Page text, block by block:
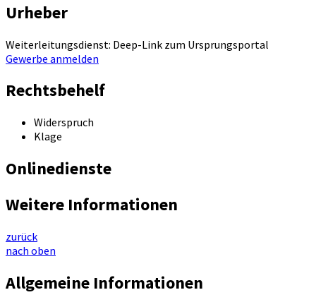
Urheber
Weiterleitungsdienst: Deep-Link zum Ursprungsportal
Gewerbe anmelden
Rechtsbehelf
Widerspruch
Klage
Onlinedienste
Weitere Informationen
zurück
nach oben
Allgemeine Informationen